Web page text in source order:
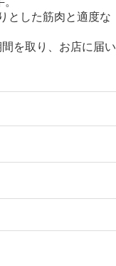
とした筋肉と適度な
を取り、お店に届い